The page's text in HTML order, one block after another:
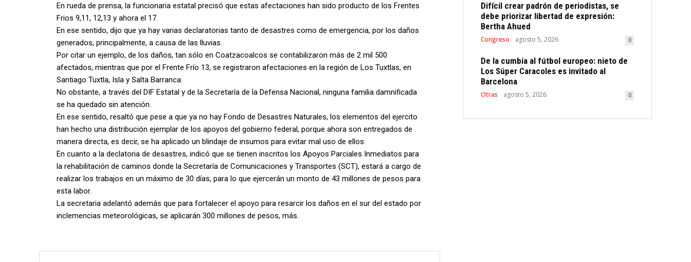
En rueda de prensa, la funcionaria estatal precisó que estas afectaciones han sido producto de los Frentes
Frios 9,11, 12,13 y ahora el 17.
En ese sentido, dijo que ya hay varias declaratorias tanto de desastres como de emergencia, por los daños
generados, principalmente, a causa de las lluvias.
Por citar un ejemplo, de los daños, tan sólo en Coatzacoalcos se contabilizaron más de 2 mil 500
afectados, mientras que por el Frente Frío 13, se registraron afectaciones en la región de Los Tuxtlas, en
Santiago Tuxtla, Isla y Salta Barranca.
No obstante, a través del DIF Estatal y de la Secretaría de la Defensa Nacional, ninguna familia damnificada
se ha quedado sin atención.
En ese sentido, resaltó que pese a que ya no hay Fondo de Desastres Naturales, los elementos del ejercito
han hecho una distribución ejemplar de los apoyos del gobierno federal, porque ahora son entregados de
manera directa, es decir, se ha aplicado un blindaje de insumos para evitar mal uso de ellos.
En cuanto a la declatoria de desastres, indicó que se tienen inscritos los Apoyos Parciales Inmediatos para
la rehabilitación de caminos donde la Secretaría de Comunicaciones y Transportes (SCT), estará a cargo de
realizar los trabajos en un máximo de 30 días, para lo que ejercerán un monto de 43 millones de pesos para
esta labor.
La secretaria adelantó además que para fortalecer el apoyo para resarcir los daños en el sur del estado por
inclemencias meteorológicas, se aplicarán 300 millones de pesos, más.
Difícil crear padrón de periodistas, se
debe priorizar libertad de expresión:
Bertha Ahued
Congreso agosto 5, 2026 0
De la cumbia al fútbol europeo: nieto de
Los Súper Caracoles es invitado al
Barcelona
Otras agosto 5, 2026 0